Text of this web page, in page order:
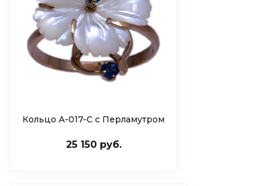
Кольцо A-017-C c Перламутром
25 150 руб.